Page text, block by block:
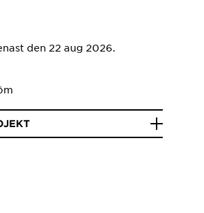
den 22 aug 2026.